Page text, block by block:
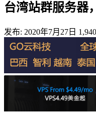
台湾站群服务器
发布: 2020年7月27日 1,940